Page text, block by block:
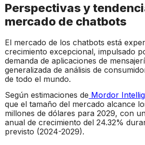
Perspectivas y
mercado de chatbots
El mercado de los chatbots está
crecimiento excepcional, impulsado
demanda de aplicaciones de
generalizada de análisis de
de todo el mundo.
Según estimaciones de Mordor
que el tamaño del mercado alcance
millones de dólares para 2029, con
anual de crecimiento del 24.32%
previsto (2024-2029).